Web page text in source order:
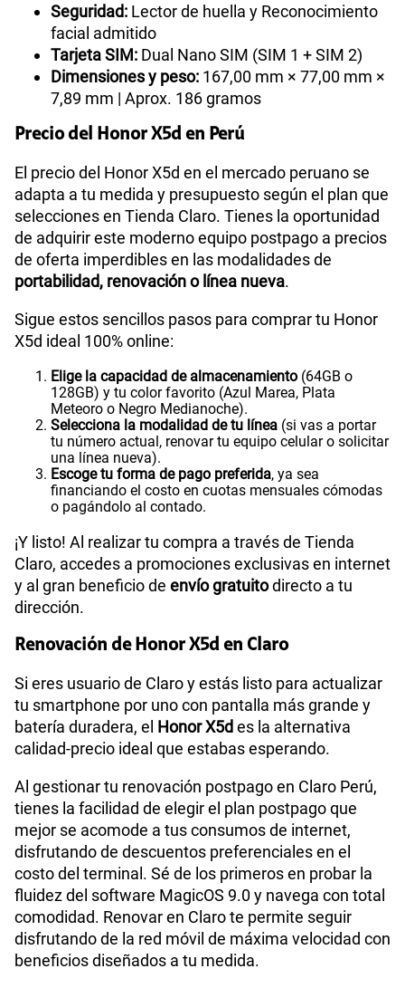
Seguridad: Lector de huella y Reconocimiento
facial admitido
Tarjeta SIM: Dual Nano SIM (SIM 1 + SIM 2)
Dimensiones y peso: 167,00 mm × 77,00 mm ×
7,89 mm | Aprox. 186 gramos
Precio del Honor X5d en Perú
El precio del Honor X5d en el mercado peruano se
adapta a tu medida y presupuesto según el plan que
selecciones en Tienda Claro. Tienes la oportunidad
de adquirir este moderno equipo postpago a precios
de oferta imperdibles en las modalidades de
portabilidad, renovación o línea nueva.
Sigue estos sencillos pasos para comprar tu Honor
X5d ideal 100% online:
Elige la capacidad de almacenamiento (64GB o
128GB) y tu color favorito (Azul Marea, Plata
Meteoro o Negro Medianoche).
Selecciona la modalidad de tu línea (si vas a portar
tu número actual, renovar tu equipo celular o solicitar
una línea nueva).
Escoge tu forma de pago preferida, ya sea
financiando el costo en cuotas mensuales cómodas
o pagándolo al contado.
¡Y listo! Al realizar tu compra a través de Tienda
Claro, accedes a promociones exclusivas en internet
y al gran beneficio de envío gratuitodirecto a tu
dirección.
Renovación de Honor X5d en Claro
Si eres usuario de Claro y estás listo para actualizar
tu smartphone por uno con pantalla más grande y
batería duradera, el Honor X5des la alternativa
calidad-precio ideal que estabas esperando.
Al gestionar tu renovación postpago en Claro Perú,
tienes la facilidad de elegir el plan postpago que
mejor se acomode a tus consumos de internet,
disfrutando de descuentos preferenciales en el
costo del terminal. Sé de los primeros en probar la
fluidez del software MagicOS 9.0 y navega con total
comodidad. Renovar en Claro te permite seguir
disfrutando de la red móvil de máxima velocidad con
beneficios diseñados a tu medida.